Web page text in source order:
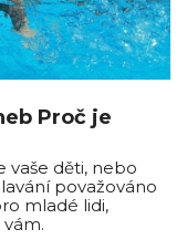
Proč je
vaše děti, nebo
považováno
mladé lidi,